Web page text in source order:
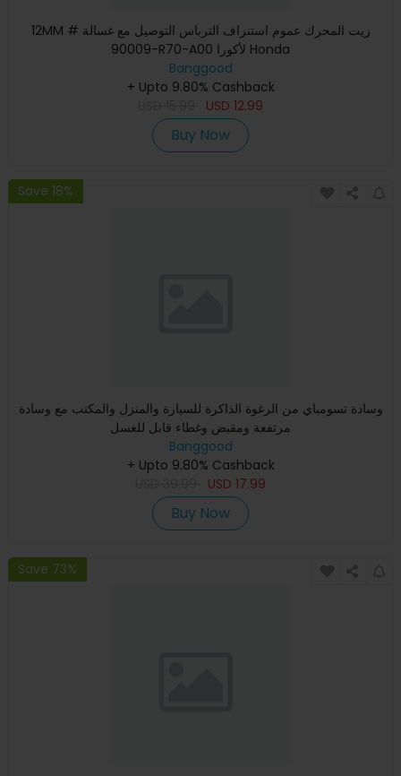
12MM زيت المحرك عموم استنزاف الترباس التوصيل مع غسالة #
90009-R70-A00 لأكورا Honda
Banggood
+ Upto 9.80% Cashback
USD 12.99
Buy Now
Save 18%
وسادة تسومباي من الرغوة الذاكرة للسيارة والمنزل والمكتب مع وسادة
مرتفعة ومقبض وغطاء قابل للغسل
Banggood
+ Upto 9.80% Cashback
USD 17.99
Buy Now
Save 73%